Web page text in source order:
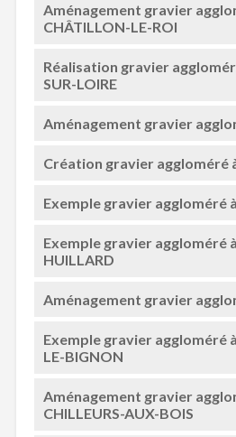
Aménagement gravier
CHÂTILLON-LE-ROI
Réalisation gravier
SUR-LOIRE
Aménagement gravier
Création gravier aggloméré
Exemple gravier aggloméré
Exemple gravier aggloméré
HUILLARD
Aménagement gravier
Exemple gravier aggloméré
LE-BIGNON
Aménagement gravier
CHILLEURS-AUX-BOIS